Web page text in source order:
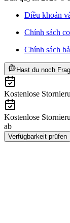
Điều khoản
Chính sách
Chính sách
Hast du noch
Kostenlose
Kostenlose
ab
Verfügbarkeit prüfen